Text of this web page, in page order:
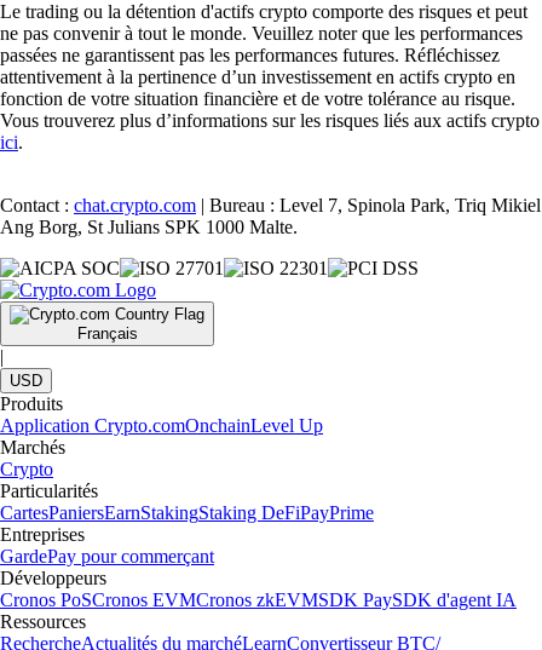
Le trading ou la détention d'actifs crypto comporte des risques et peut
ne pas convenir à tout le monde. Veuillez noter que les performances
passées ne garantissent pas les performances futures. Réfléchissez
attentivement à la pertinence d’un investissement en actifs crypto en
fonction de votre situation financière et de votre tolérance au risque.
Vous trouverez plus d’informations sur les risques liés aux actifs crypto
ici.
Contact : chat.crypto.com | Bureau : Level 7, Spinola Park, Triq Mikiel
Ang Borg, St Julians SPK 1000 Malte.
Français
|
USD
Produits
Application Crypto.comOnchainLevel Up
Marchés
Crypto
Particularités
CartesPaniersEarnStakingStaking DeFiPayPrime
Entreprises
GardePay pour commerçant
Développeurs
Cronos PoSCronos EVMCronos zkEVMSDK PaySDK d'agent IA
Ressources
RechercheActualités du marchéLearnConvertisseur BTC/